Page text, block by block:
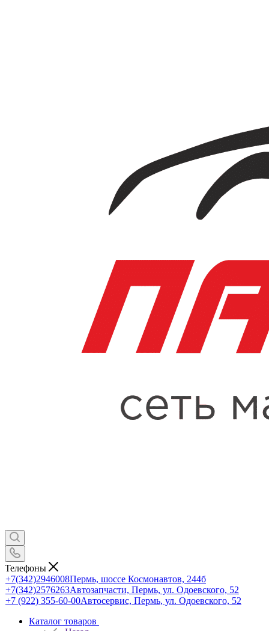
Телефоны
+7(342)2946008Пермь, шоссе Космонавтов, 244б
+7(342)2576263Автозапчасти, Пермь, ул. Одоевского, 52
+7 (922) 355-60-00Автосервис, Пермь, ул. Одоевского, 52
Каталог товаров